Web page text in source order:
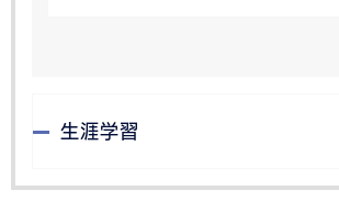
生涯学習